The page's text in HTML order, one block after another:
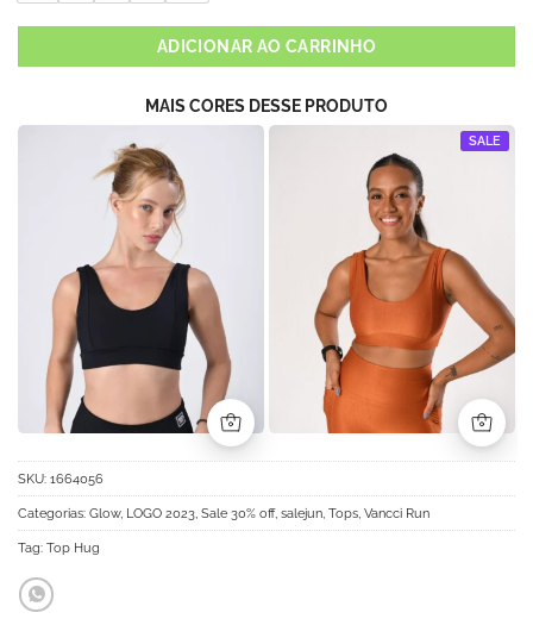
ADICIONAR AO CARRINHO
MAIS CORES DESSE PRODUTO
SALE
SKU: 1664056
Categorias: Glow, LOGO 2023, Sale 30% off, salejun, Tops, Vancci Run
Tag: Top Hug